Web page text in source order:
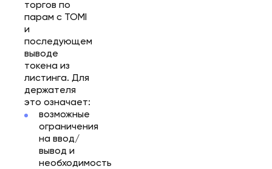
торгов по
парам с TOMI
и
последующем
выводе
токена из
листинга. Для
держателя
это означает:
возможные
ограничения
на ввод/
вывод и
необходимость